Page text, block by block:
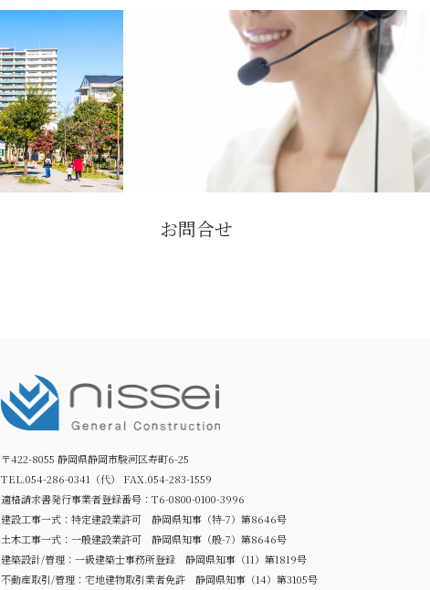
お問合せ
〒422-8055 静岡県静岡市駿河区寿町6-25
TEL.054-286-0341（代） FAX.054-283-1559
適格請求書発行事業者登録番号：T6-0800-0100-3996
建設工事一式：特定建設業許可 静岡県知事（特-7）第8646号
土木工事一式：一般建設業許可 静岡県知事（般-7）第8646号
建築設計/管理：一級建築士事務所登録 静岡県知事（11）第1819号
不動産取引/管理：宅地建物取引業者免許 静岡県知事（14）第3105号